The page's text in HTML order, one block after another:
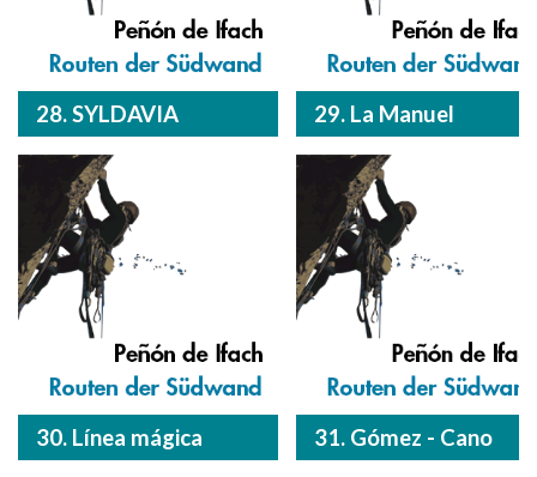
28. SYLDAVIA 29. La Manuel
30. Línea mágica 31. Gómez - Cano